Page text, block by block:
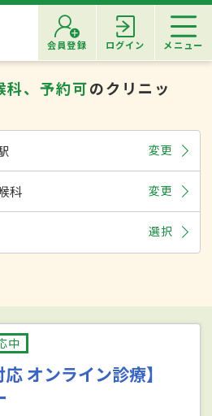
会員登録 ログイン メニュー
科、予約可のクリニッ
変更
科 変更
選択
中
オンライン診療】